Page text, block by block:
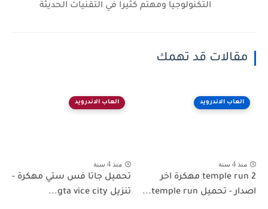
التكنولوجيا ومهتم كثيرا في التقنيات الحديثة
مقالات قد تهمك
العاب الاندرويد
منذ 4 سنة
temple run 2 مهكرة اخر
اصدار - تحميل temple run...
العاب الاندرويد
منذ 4 سنة
تحميل جاتا فس ستي مهكرة -
تنزيل gta vice city...